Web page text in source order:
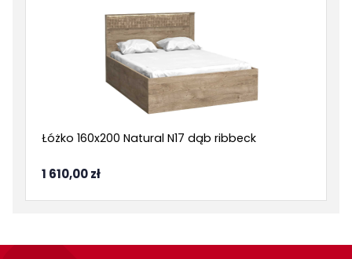
Łóżko 160x200 Natural N17 dąb ribbeck
1 610,00 zł